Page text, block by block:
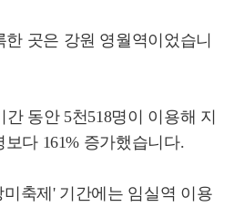
곳은 강원 영월역이었습니
동안 5천518명이 이용해 지
다 161% 증가했습니다.
축제' 기간에는 임실역 이용